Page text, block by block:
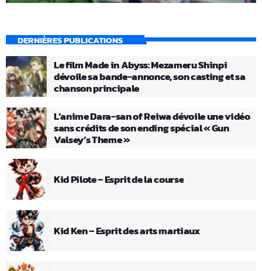
DERNIÈRES PUBLICATIONS
Le film Made in Abyss: Mezameru Shinpi
dévoile sa bande-annonce, son casting et sa
chanson principale
L’anime Dara-san of Reiwa dévoile une vidéo
sans crédits de son ending spécial « Gun
Valsey’s Theme »
Kid Pilote – Esprit de la course
Kid Ken – Esprit des arts martiaux